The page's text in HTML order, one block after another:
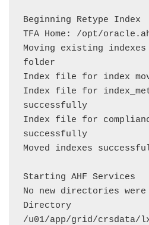
Beginning Retype Index
TFA Home: /opt/
Moving existing
folder
Index file for index
Index file for
successfully
Index file for
successfully
Moved indexes
Starting AHF Services
No new directories were
Directory
/u01/app/grid/crsdata/